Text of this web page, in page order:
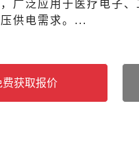
广泛应用于医疗电子
供电需求。...
费获取报价